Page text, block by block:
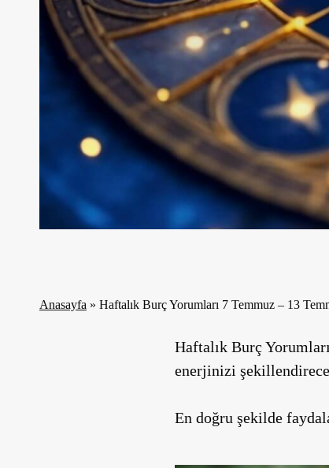
Anasayfa » Haftalık Burç Yorumları 7 Temmuz – 13
Haftalık Burç
enerjinizi
En doğru şekilde